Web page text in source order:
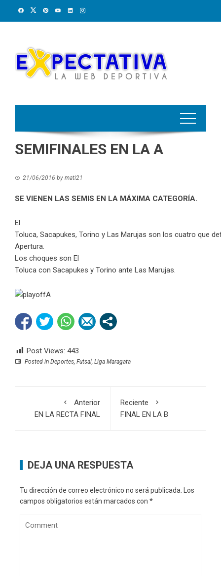
SEMIFINALES EN LA A
21/06/2016 by mati21
SE VIENEN LAS SEMIS EN LA MÁXIMA CATEGORÍA.
El
Toluca, Sacapukes, Torino y Las Marujas son los cuatro que
Apertura.
Los choques son El
Toluca con Sacapukes y Torino ante Las Marujas.
Post Views: 443
Posted in Deportes Futsal Liga Maragata
Anterior
EN LA RECTA FINAL
Reciente
FINAL EN LA B
DEJA UNA RESPUESTA
Tu dirección de correo electrónico no será publicada. Los
campos obligatorios están marcados con *